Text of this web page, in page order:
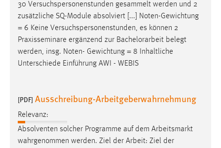
30 Versuchspersonenstunden gesammelt werden und 2
zusätzliche SQ-Module absolviert [...] Noten-Gewichtung
= 6 Keine Versuchspersonenstunden, es können 2
Praxisseminare ergänzend zur Bachelorarbeit belegt
werden, insg. Noten- Gewichtung = 8 Inhaltliche
Unterschiede Einführung AWI - WEBIS
[PDF] Ausschreibung-Arbeitgeberwahrnehmung
Relevanz:
Absolventen solcher Programme auf dem Arbeitsmarkt
wahrgenommen werden. Ziel der Arbeit: Ziel der
Chat
Name:
MibewSessionID, MIBEW_UserID, mibew_locale, mibew-
chat-frame-style-5e9dbeb1811c0446
Wird benötigt um die Chatfunktion nutzen zu können.
Cookie Laufzeit:
MibewSessionID, mibew-chat-frame-style-
5e9dbeb1811c0446 = Sitzungslaufzeit, mibew_locale = 3
Jahre, MIBEW_UserID = 1 Jahr